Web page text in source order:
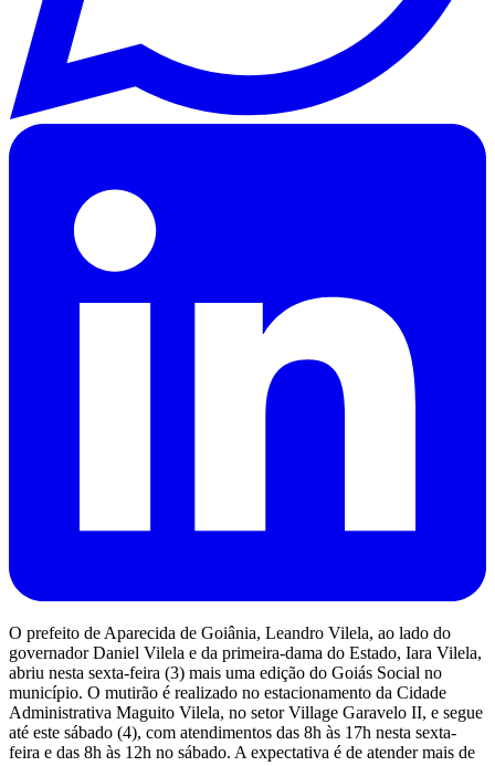
O prefeito de Aparecida de Goiânia, Leandro Vilela, ao lado do
governador Daniel Vilela e da primeira-dama do Estado, Iara Vilela,
abriu nesta sexta-feira (3) mais uma edição do Goiás Social no
município. O mutirão é realizado no estacionamento da Cidade
Administrativa Maguito Vilela, no setor Village Garavelo II, e segue
até este sábado (4), com atendimentos das 8h às 17h nesta sexta-
feira e das 8h às 12h no sábado. A expectativa é de atender mais de